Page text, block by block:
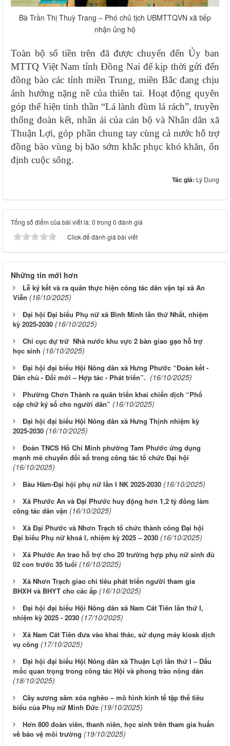
Bà Trần Thị Thuỳ Trang – Phó chủ tịch UBMTTQVN xã tiếp
nhận ủng hộ
Toàn bộ số tiền trên đã được chuyển đến Ủy ban
MTTQ Việt Nam tỉnh Đồng Nai để kịp thời gửi đến
đồng bào các tỉnh miền Trung, miền Bắc đang chịu
ảnh hưởng nặng nề của thiên tai. Hoạt động quyên
góp thể hiện tinh thần “Lá lành đùm lá rách”, truyền
thống đoàn kết, nhân ái của cán bộ và Nhân dân xã
Thuận Lợi, góp phần chung tay cùng cả nước hỗ trợ
đồng bào vùng bị bão sớm khắc phục khó khăn, ổn
định cuộc sống.
Tác giả: Lý Dung
Tổng số điểm của bài viết là: 0 trong 0 đánh giá
Click để đánh giá bài viết
Những tin mới hơn
Lễ ký kết và ra quân thực hiện công tác dân vận tại xã An
Viễn (16/10/2025)
Đại hội Đại biểu Phụ nữ xã Bình Minh lần thứ Nhất, nhiệm
kỳ 2025-2030 (16/10/2025)
Chi cục dự trữ Nhà nước khu vực 2 bàn giao gạo hỗ trợ
học sinh (16/10/2025)
Đại hội đại biểu Hội Nông dân xã Hưng Phước “Đoàn kết -
Dân chủ - Đổi mới – Hợp tác - Phát triển”. (16/10/2025)
Phường Chơn Thành ra quân triển khai chiến dịch “Phổ
cập chữ ký số cho người dân” (16/10/2025)
Đại hội đại biểu Hội Nông dân xã Hưng Thịnh nhiệm kỳ
2025-2030 (16/10/2025)
Đoàn TNCS Hồ Chí Minh phường Tam Phước ứng dụng
mạnh mẽ chuyển đổi số trong công tác tổ chức Đại hội
(16/10/2025)
Bàu Hàm-Đại hội phụ nữ lần I NK 2025-2030 (16/10/2025)
Xã Phước An và Đại Phước huy động hơn 1,2 tỷ đồng làm
công tác dân vận (16/10/2025)
Xã Đại Phước và Nhơn Trạch tổ chức thành công Đại hội
Đại biểu Phụ nữ khoá I, nhiệm kỳ 2025 – 2030 (16/10/2025)
Xã Phước An trao hỗ trợ cho 20 trường hợp phụ nữ sinh đủ
02 con trước 35 tuổi (16/10/2025)
Xã Nhơn Trạch giao chỉ tiêu phát triển người tham gia
BHXH và BHYT cho các ấp (16/10/2025)
Đại hội đại biểu Hội Nông dân xã Nam Cát Tiên lần thứ I,
nhiệm kỳ 2025 - 2030 (17/10/2025)
Xã Nam Cát Tiên đưa vào khai thác, sử dụng máy kiosk dịch
vụ công (17/10/2025)
Đại hội đại biểu Hội Nông dân xã Thuận Lợi lần thứ I – Dấu
mốc quan trọng trong công tác Hội và phong trào nông dân
(18/10/2025)
Cây sương sâm xóa nghèo – mô hình kinh tế tập thể tiêu
biểu của Phụ nữ Minh Đức (19/10/2025)
Hơn 800 đoàn viên, thanh niên, học sinh trên tham gia huấn
về bảo vệ môi trường (19/10/2025)